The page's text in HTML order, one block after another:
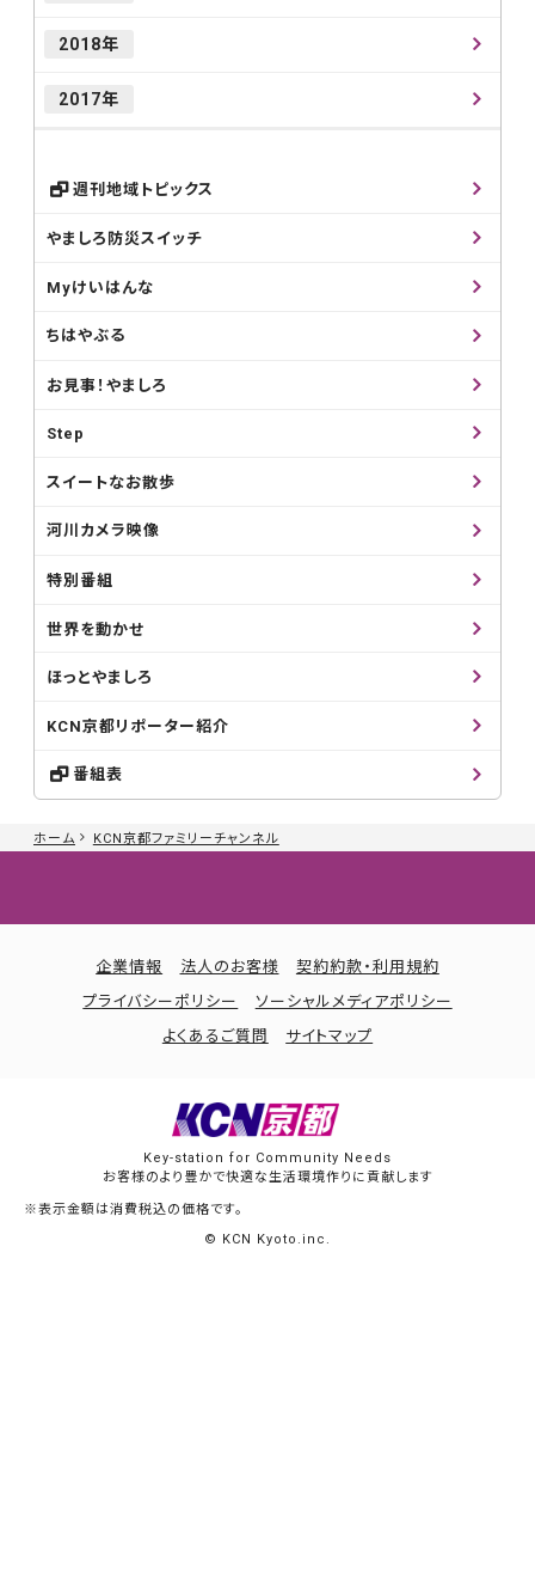
ホーム KCN京都ファミリーチャンネル
2018年
2017年
週刊地域トピックス
やましろ防災スイッチ
Myけいはんな
ちはやぶる
お見事！やましろ
Step
スイートなお散歩
河川カメラ映像
特別番組
世界を動かせ
ほっとやましろ
KCN京都リポーター紹介
番組表
企業情報 法人のお客様
契約約款・利用規約
プライバシーポリシー
ソーシャルメディアポリシー
よくあるご質問
サイトマップ
Key-station for Community Needs
お客様のより豊かで快適な生活環境作りに貢献します
※表示金額は消費税込の価格です。
© KCN Kyoto.inc.